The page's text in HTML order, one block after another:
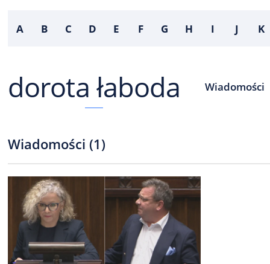
A B C D E F G H I J K
dorota łaboda Wiadomości
Wiadomości (1)